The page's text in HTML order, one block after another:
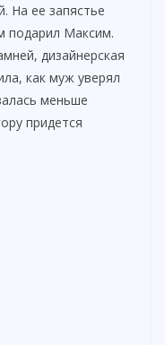
На ее запястье
подарил Максим.
дизайнерская
как муж уверял
меньше
придется